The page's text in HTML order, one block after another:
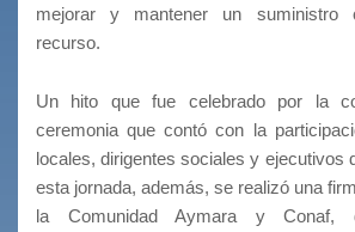
mejorar y mantener un suministro
recurso.
Un hito que fue celebrado por la
ceremonia que contó con la
locales, dirigentes sociales y ejecutivos
esta jornada, además, se realizó una
la Comunidad Aymara y Conaf,